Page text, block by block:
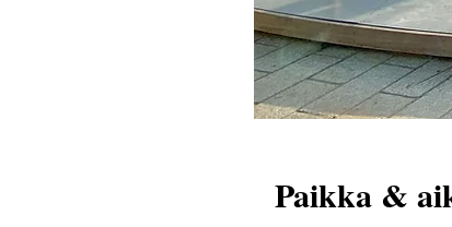
Paikka &